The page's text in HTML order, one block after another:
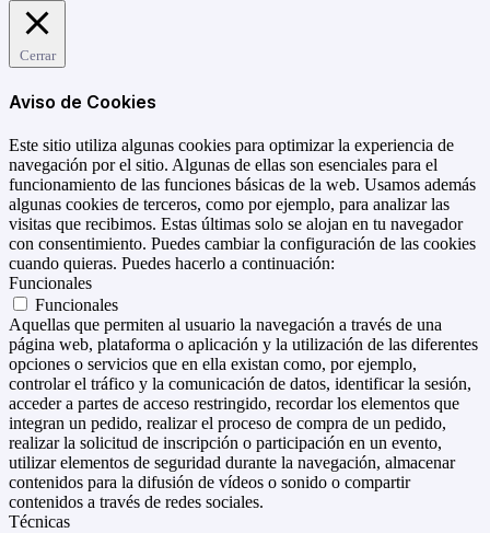
Cerrar
Aviso de Cookies
Este sitio utiliza algunas cookies para optimizar la experiencia de
navegación por el sitio. Algunas de ellas son esenciales para el
funcionamiento de las funciones básicas de la web. Usamos además
algunas cookies de terceros, como por ejemplo, para analizar las
visitas que recibimos. Estas últimas solo se alojan en tu navegador
con consentimiento. Puedes cambiar la configuración de las cookies
cuando quieras. Puedes hacerlo a continuación:
Funcionales
Funcionales
Aquellas que permiten al usuario la navegación a través de una
página web, plataforma o aplicación y la utilización de las diferentes
opciones o servicios que en ella existan como, por ejemplo,
controlar el tráfico y la comunicación de datos, identificar la sesión,
acceder a partes de acceso restringido, recordar los elementos que
integran un pedido, realizar el proceso de compra de un pedido,
realizar la solicitud de inscripción o participación en un evento,
utilizar elementos de seguridad durante la navegación, almacenar
contenidos para la difusión de vídeos o sonido o compartir
contenidos a través de redes sociales.
Técnicas